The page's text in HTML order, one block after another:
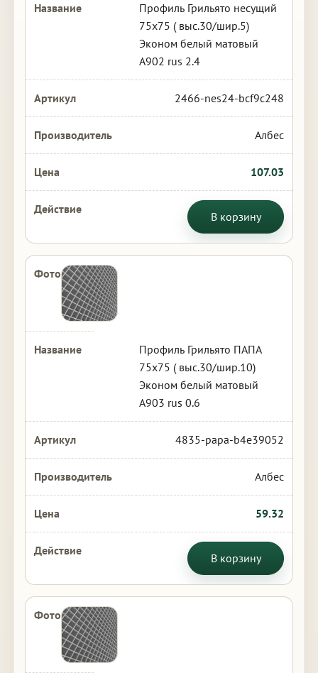
Профиль Грильято несущий
75х75 ( выс.30/шир.5)
Эконом белый матовый
А902 rus 2.4
2466-nes24-bcf9c248
Албес
107.03
В корзину
Профиль Грильято ПАПА
75х75 ( выс.30/шир.10)
Эконом белый матовый
А903 rus 0.6
4835-papa-b4e39052
Албес
59.32
В корзину